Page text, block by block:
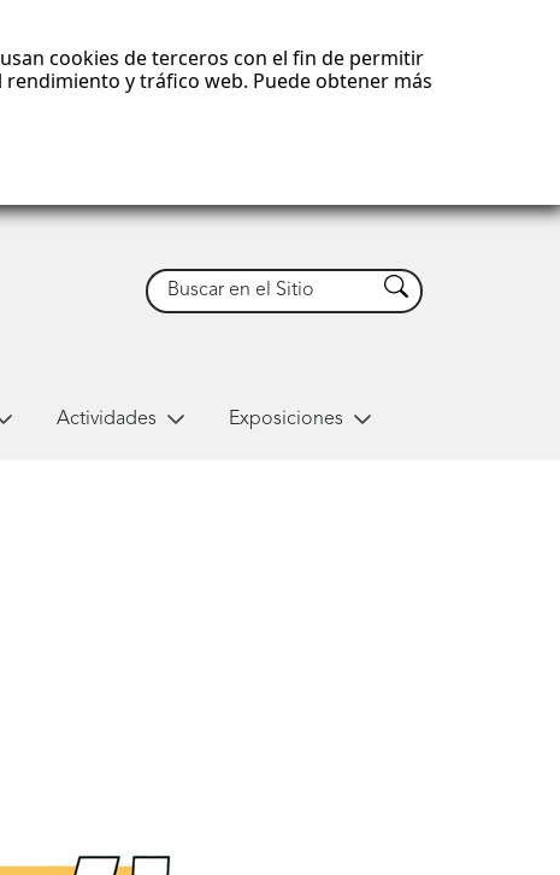
cookies de terceros con el fin de permitir
y tráfico web. Puede obtener más
Buscar Buscar
Actividades Exposiciones